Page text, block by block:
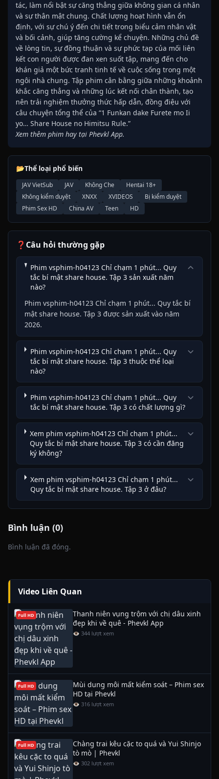
tác, làm nổi bật sự căng thẳng giữa không gian cá nhân
và sự thân mật chung. Chất lượng hoạt hình vẫn ổn
định, với sự chú ý đến chi tiết trong biểu cảm nhân vật
và bối cảnh, giúp tăng cường kể chuyện. Những chủ đề
về lòng tin, sự đồng thuận và sự phức tạp của mối liên
kết con người được đan xen suốt tập, mang đến cho
khán giả một bức tranh tinh tế về cuộc sống trong một
ngôi nhà chung. Tập phim cân bằng giữa những khoảnh
khắc căng thẳng và những lúc kết nối chân thành, tạo
nên trải nghiệm thưởng thức hấp dẫn, đồng điệu với
câu chuyện tổng thể của “1 Funkan dake Furete mo Ii
yo… Share House no Himitsu Rule.”
Xem thêm phim hay tại Phevkl App.
📂Thể loại phổ biến
JAV VietSub JAV Không Che
Hentai 18+
Không kiểm duyệt
XNXX XVIDEOS
Bị kiểm duyệt
Phim Sex HD
China AV Teen HD
❓ Câu hỏi thường gặp
Phim vsphim-h04123 Chỉ chạm 1 phút... Quy
tắc bí mật share house. Tập 3 sản xuất năm
nào?
Phim vsphim-h04123 Chỉ chạm 1 phút... Quy tắc bí
mật share house. Tập 3 được sản xuất vào năm
2026.
Phim vsphim-h04123 Chỉ chạm 1 phút... Quy
tắc bí mật share house. Tập 3 thuộc thể loại
nào?
Phim vsphim-h04123 Chỉ chạm 1 phút... Quy
tắc bí mật share house. Tập 3 có chất lượng gì?
Xem phim vsphim-h04123 Chỉ chạm 1 phút...
Quy tắc bí mật share house. Tập 3 có cần đăng
ký không?
Xem phim vsphim-h04123 Chỉ chạm 1 phút...
Quy tắc bí mật share house. Tập 3 ở đâu?
Bình luận (0)
Bình luận đã đóng.
Video Liên Quan
Full HD
Thanh niên vụng trộm với chị dâu xinh
đẹp khi về quê - Phevkl App
👁 344 lượt xem
Full HD
Mùi dung môi mất kiểm soát – Phim sex
HD tại Phevkl
👁 316 lượt xem
Full HD
Chàng trai kêu cặc to quá và Yui Shinjo
tò mò | Phevkl
👁 302 lượt xem